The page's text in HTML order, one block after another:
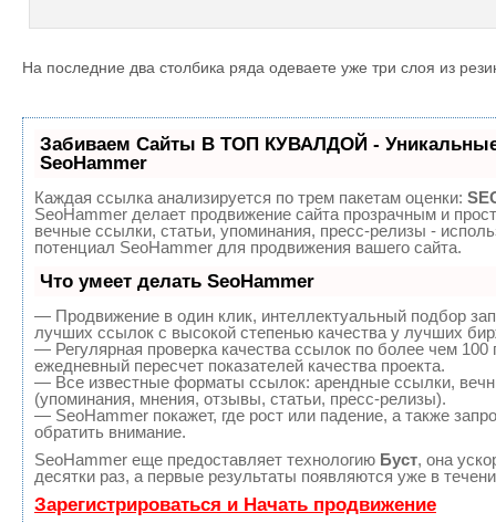
На последние два столбика ряда одеваете уже три слоя из
Забиваем Сайты В ТОП КУВАЛДОЙ -
SeoHammer
Каждая ссылка анализируется по трем пакетам оценки:
SeoHammer делает продвижение сайта прозрачным и
вечные ссылки, статьи, упоминания, пресс-релизы -
потенциал SeoHammer для продвижения вашего сайта.
Что умеет делать SeoHammer
— Продвижение в один клик, интеллектуальный подбор
лучших ссылок с высокой степенью качества у лучших
— Регулярная проверка качества ссылок по более чем 100
ежедневный пересчет показателей качества проекта.
— Все известные форматы ссылок: арендные ссылки,
(упоминания, мнения, отзывы, статьи, пресс-релизы).
— SeoHammer покажет, где рост или падение, а также
обратить внимание.
SeoHammer еще предоставляет технологию Буст, она
десятки раз, а первые результаты появляются уже в
Зарегистрироваться и Начать продвижение